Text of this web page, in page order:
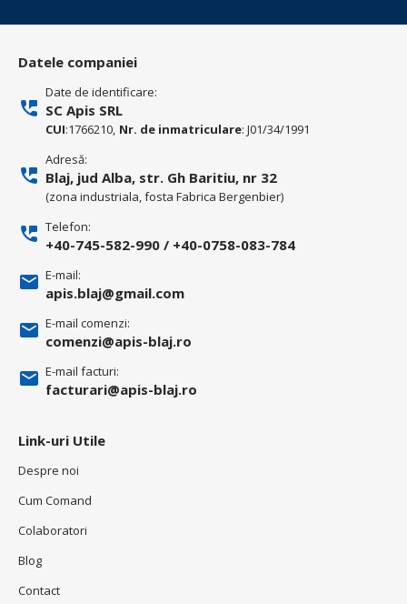
Datele companiei
Date de identificare:
SC Apis SRL
CUI:1766210, Nr. de inmatriculare: J01/34/1991
Adresă:
Blaj, jud Alba, str. Gh Baritiu, nr 32
(zona industriala, fosta Fabrica Bergenbier)
Telefon:
+40-745-582-990 / +40-0758-083-784
E-mail:
apis.blaj@gmail.com
E-mail comenzi:
comenzi@apis-blaj.ro
E-mail facturi:
facturari@apis-blaj.ro
Link-uri Utile
Despre noi
Cum Comand
Colaboratori
Blog
Contact